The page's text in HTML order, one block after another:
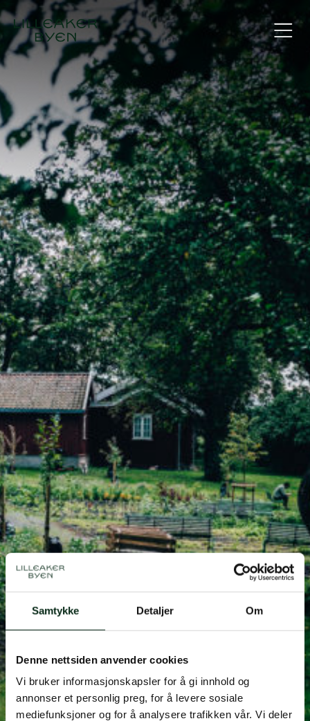
Samtykke Detaljer Om
Denne nettsiden anvender cookies
Vi bruker informasjonskapsler for å gi innhold og
annonser et personlig preg, for å levere sosiale
mediefunksjoner og for å analysere trafikken vår. Vi deler